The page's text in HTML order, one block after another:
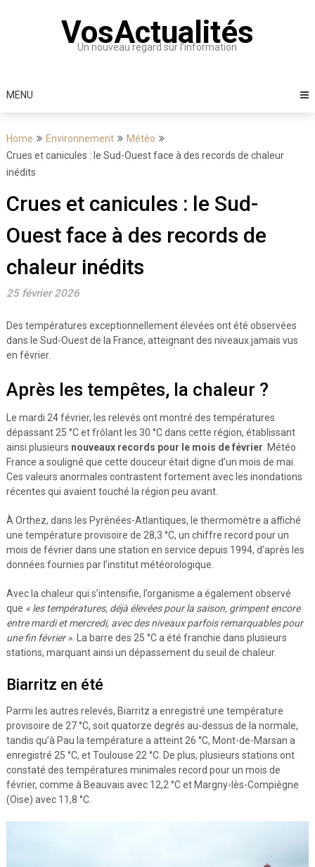
VosActualités
Un nouveau regard sur l'information
MENU
Home Environnement
Météo
Crues et canicules : le Sud-Ouest face à des records de chaleur
inédits
Crues et canicules : le Sud-
Ouest face à des records de
chaleur inédits
25 février 2026
Des températures exceptionnellement élevées ont été observées
dans le Sud-Ouest de la France, atteignant des niveaux jamais vus
en février.
Après les tempêtes, la chaleur ?
Le mardi 24 février, les relevés ont montré des températures
dépassant 25 °C et frôlant les 30 °C dans cette région, établissant
ainsi plusieurs nouveaux records pour le mois de février . Météo
France a souligné que cette douceur était digne d’un mois de mai.
Ces valeurs anormales contrastent fortement avec les inondations
récentes qui avaient touché la région peu avant.
À Orthez, dans les Pyrénées-Atlantiques, le thermomètre a affiché
une température provisoire de 28,3 °C, un chiffre record pour un
mois de février dans une station en service depuis 1994, d’après les
données fournies par l’institut météorologique.
Avec la chaleur qui s’intensifie, l’organisme a également observé
que « les températures, déjà élevées pour la saison, grimpent encore
entre mardi et mercredi, avec des niveaux parfois remarquables pour
une fin février ». La barre des 25 °C a été franchie dans plusieurs
stations, marquant ainsi un dépassement du seuil de chaleur.
Biarritz en été
Parmi les autres relevés, Biarritz a enregistré une température
provisoire de 27 °C, soit quatorze degrés au-dessus de la normale,
tandis qu’à Pau la température a atteint 26 °C, Mont-de-Marsan a
enregistré 25 °C, et Toulouse 22 °C. De plus, plusieurs stations ont
constaté des températures minimales record pour un mois de
février, comme à Beauvais avec 12,2 °C et Margny-lès-Compiègne
(Oise) avec 11,8 °C.